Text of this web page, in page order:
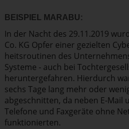
BEISPIEL MARABU:
In der Nacht des 29.11.2019
Co. KG Opfer einer gezielten
heits­rou­tinen des
Systeme - auch bei
herun­ter­ge­fahren. Hierdurch
sechs Tage lang mehr oder
abgeschnitten, da neben E-Mail
Telefone und Faxgeräte ohne
funktio­nierten.